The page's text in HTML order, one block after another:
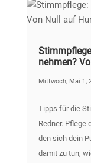
nehmen?
Mittwoch, Mai 1,
Tipps für die
Redner. Pflege
den sich dein
damit zu tun,